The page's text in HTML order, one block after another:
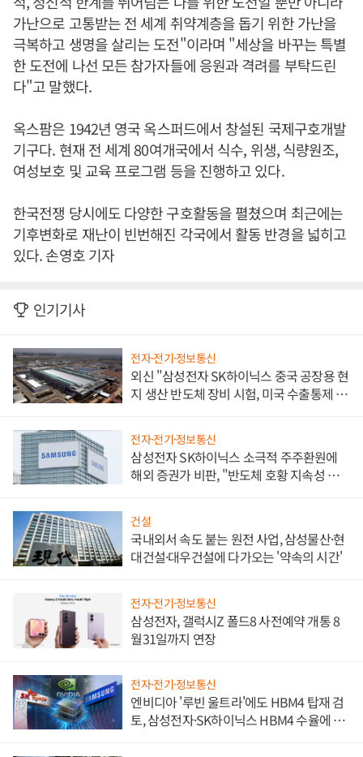
가난으로 고통받는 전 세계 취약계층을 돕기 위한 가난을
극복하고 생명을 살리는 도전"이라며 "세상을 바꾸는 특별
한 도전에 나선 모든 참가자들에 응원과 격려를 부탁드린
다"고 말했다.
옥스팜은 1942년 영국 옥스퍼드에서 창설된 국제구호개발
기구다. 현재 전 세계 80여개국에서 식수, 위생, 식량원조,
여성보호 및 교육 프로그램 등을 진행하고 있다.
한국전쟁 당시에도 다양한 구호활동을 펼쳤으며 최근에는
기후변화로 재난이 빈번해진 각국에서 활동 반경을 넓히고
있다. 손영호 기자
인기기사
전자·전기·정보통신
외신 "삼성전자 SK하이닉스 중국 공장용 현
지 생산 반도체 장비 시험, 미국 수출통제 대
전자·전기·정보통신
삼성전자 SK하이닉스 소극적 주주환원에
해외 증권가 비판, "반도체 호황 지속성 의
건설
국내외서 속도 붙는 원전 사업, 삼성물산·현
대건설·대우건설에 다가오는 '약속의 시간'
전자·전기·정보통신
삼성전자, 갤럭시Z 폴드8 사전예약 개통 8
월31일까지 연장
전자·전기·정보통신
엔비디아 '루빈 울트라'에도 HBM4 탑재 검
토, 삼성전자·SK하이닉스 HBM4 수율에 주